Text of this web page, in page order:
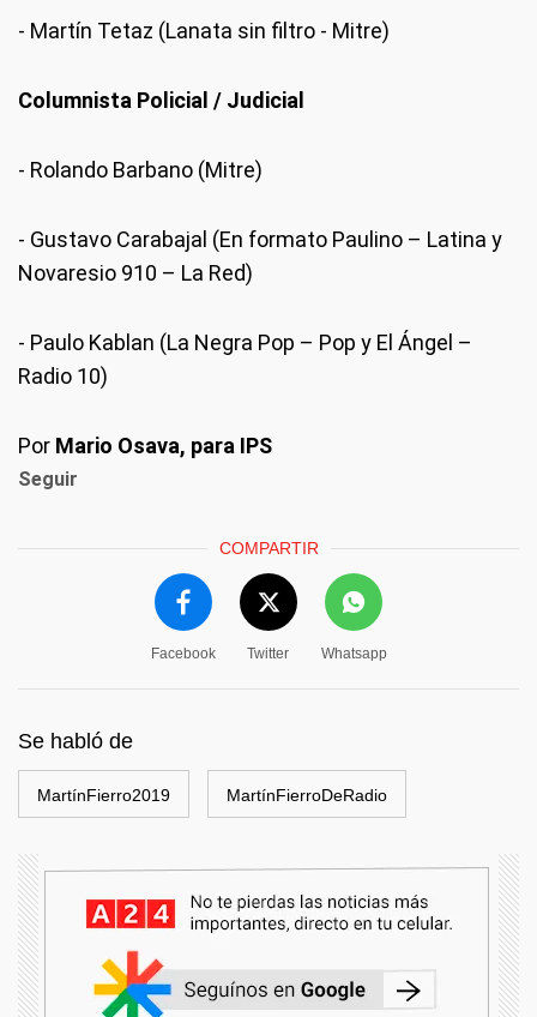
- Martín Tetaz (Lanata sin filtro - Mitre)
Columnista Policial / Judicial
- Rolando Barbano (Mitre)
- Gustavo Carabajal (En formato Paulino – Latina y
Novaresio 910 – La Red)
- Paulo Kablan (La Negra Pop – Pop y El Ángel –
Radio 10)
Por Mario Osava, para IPS
Seguir
COMPARTIR
Facebook Twitter Whatsapp
Se habló de
MartínFierro2019 MartínFierroDeRadio